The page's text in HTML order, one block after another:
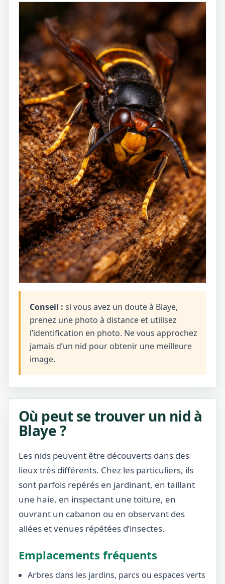
Conseil : si vous avez un doute à Blaye,
prenez une photo à distance et utilisez
l’identification en photo. Ne vous approchez
jamais d’un nid pour obtenir une meilleure
image.
Où peut se trouver un nid à
Blaye ?
Les nids peuvent être découverts dans des
lieux très différents. Chez les particuliers, ils
sont parfois repérés en jardinant, en taillant
une haie, en inspectant une toiture, en
ouvrant un cabanon ou en observant des
allées et venues répétées d’insectes.
Emplacements fréquents
Arbres dans les jardins, parcs ou espaces verts